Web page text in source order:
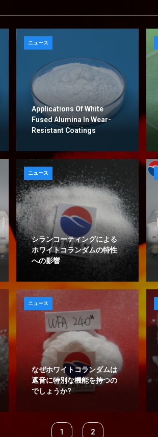
Applications Of White
Fused Alumina In Wear-
Resistant Coatings
ニュース
シランコーティングによる
ホワイトコランダムの特性
への影響
ニュース
なぜホワイトコランダムは
遮音に特別な機能を持つの
でしょうか?
ニュース
1 2